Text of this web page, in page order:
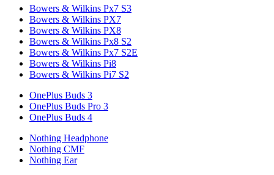
Bowers & Wilkins Px7 S3
Bowers & Wilkins PX7
Bowers & Wilkins PX8
Bowers & Wilkins Px8 S2
Bowers & Wilkins Px7 S2E
Bowers & Wilkins Pi8
Bowers & Wilkins Pi7 S2
OnePlus Buds 3
OnePlus Buds Pro 3
OnePlus Buds 4
Nothing Headphone
Nothing CMF
Nothing Ear